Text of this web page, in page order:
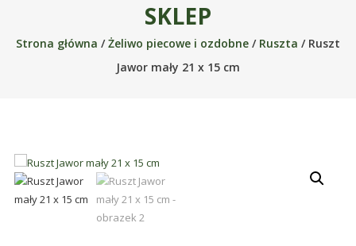
meble
maszynowe.
Produkujemy
min.:
SKLEP
Strona główna /Żeliwo piecowe i ozdobne/ Ruszta / Ruszt
Jawor mały 21 x 15 cm